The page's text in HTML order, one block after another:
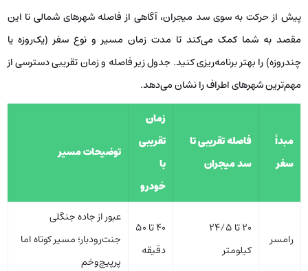
پیش از حرکت به سوی سد میجران، آگاهی از فاصله شهرهای شمالی تا این
مقصد به شما کمک می‌کند تا مدت زمان مسیر و نوع سفر (یک‌روزه یا
چندروزه) را بهتر برنامه‌ریزی کنید. جدول زیر فاصله و زمان تقریبی دسترسی از
مهم‌ترین شهرهای اطراف را نشان می‌دهد.
مبدأ
سفر
فاصله تقریبی تا
سد میجران
زمان
تقریبی
با
خودرو
توضیحات مسیر
رامسر
۲۰ تا ۲۴/۵
کیلومتر
۴۰ تا ۵۰
دقیقه
عبور از جاده جنگلی
جنت‌رودبار؛ مسیر کوتاه اما
پرپیچ‌وخم